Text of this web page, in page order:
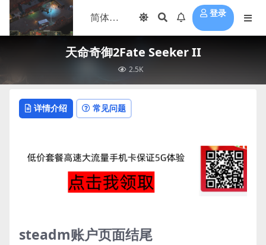
登录
天命奇御2Fate Seeker II
2.5K
详情介绍 常见问题
steadm账户页面结尾